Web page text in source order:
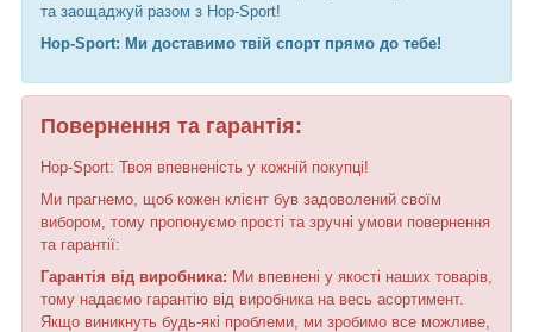
та заощаджуй разом з Hop-Sport!
Hop-Sport: Ми доставимо твій спорт прямо до тебе!
Повернення та гарантія:
Hop-Sport: Твоя впевненість у кожній покупці!
Ми прагнемо, щоб кожен клієнт був задоволений своїм
вибором, тому пропонуємо прості та зручні умови повернення
та гарантії:
Гарантія від виробника: Ми впевнені у якості наших товарів,
тому надаємо гарантію від виробника на весь асортимент.
Якщо виникнуть будь-які проблеми, ми зробимо все можливе,